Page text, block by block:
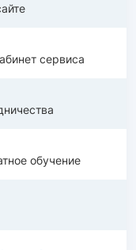
сервиса
обучение